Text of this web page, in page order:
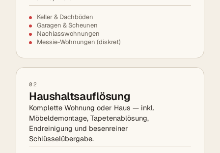
Keller & Dachböden
Garagen & Scheunen
Nachlasswohnungen
Messie-Wohnungen (diskret)
02
Haushaltsauflösung
Komplette Wohnung oder Haus — inkl.
Möbeldemontage, Tapetenablösung,
Endreinigung und besenreiner
Schlüsselübergabe.